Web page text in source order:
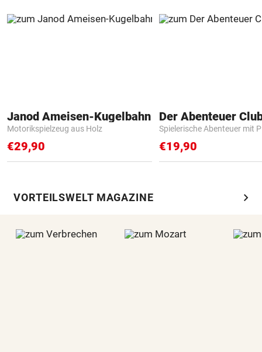
Janod Ameisen-Kugelbahn
Motorikspielzeug aus Holz
€29,90
Der Abenteuer
Spielerische Abenteuer mit
€19,90
VORTEILSWELT MAGAZINE chevron_right